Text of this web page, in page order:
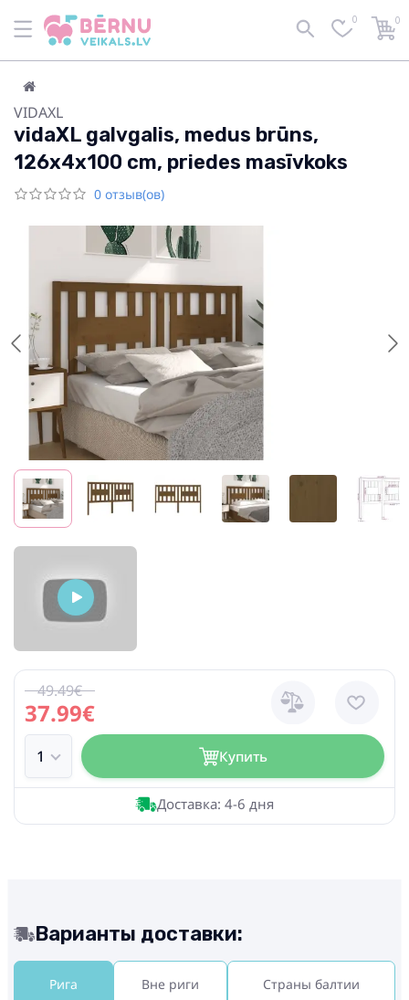
0 0
VIDAXL
vidaXL galvgalis, medus brūns,
126x4x100 cm, priedes masīvkoks
0 отзыв(ов)
37.99€
49.49€
Купить
Доставка: 4-6 дня
Варианты доставки:
Рига Вне риги Страны балтии